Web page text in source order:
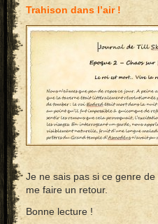
Trahison dans l’air !
Je ne sais pas si ce genre
me faire un retour.
Bonne lecture !